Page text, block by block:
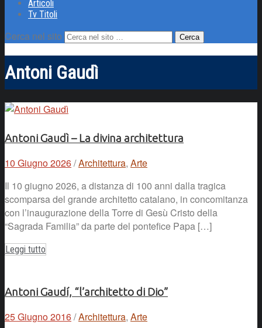
Articoli
Tv Titoli
Cerca nel sito
Antoni Gaudì
Antoni Gaudì – La divina architettura
10 Giugno 2026/Architettura, Arte
Il 10 giugno 2026, a distanza di 100 anni dalla tragica
scomparsa del grande architetto catalano, in concomitanza
con l’inaugurazione della Torre di Gesù Cristo della
“Sagrada Familia” da parte del pontefice Papa […]
Leggi tutto
Antoni Gaudí, “l’architetto di Dio”
25 Giugno 2016/Architettura, Arte